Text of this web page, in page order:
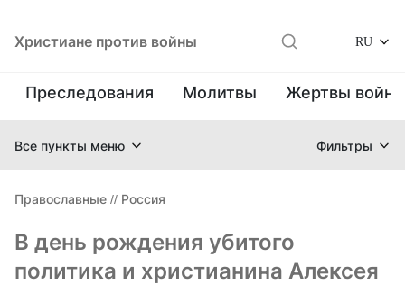
Христиане против войны RU
Преследования Молитвы Жертвы
Все пункты меню Фильтры
Православные // Россия
В день рождения убитого
политика и христианина Алексея